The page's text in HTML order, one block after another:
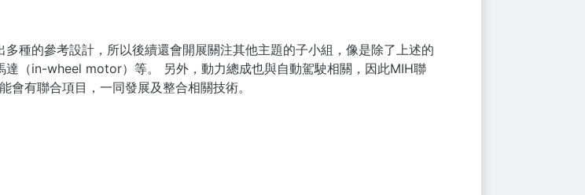
種的參考設計，所以後續還會開展關注其他主題的子小組，像是除了上述的
（in-wheel motor）等。 另外，動力總成也與自動駕駛相關，因此MIH聯
有聯合項目，一同發展及整合相關技術。